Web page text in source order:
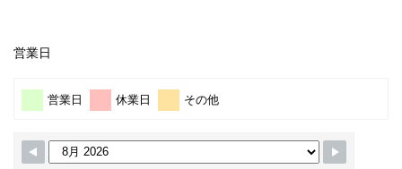
営業日
営業日 休業日 その他